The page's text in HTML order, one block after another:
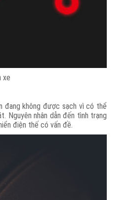
xe
đang không được sạch vì có thể
Nguyên nhân dẫn đến tình trạng
điện thế có vấn đề.